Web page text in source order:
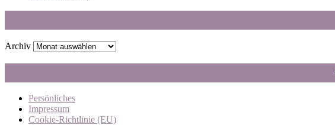
Archiv
Persönliches
Impressum
Cookie-Richtlinie (EU)